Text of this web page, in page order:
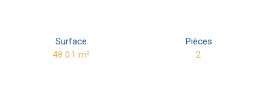
Surface
48.01m²
Pièces
2